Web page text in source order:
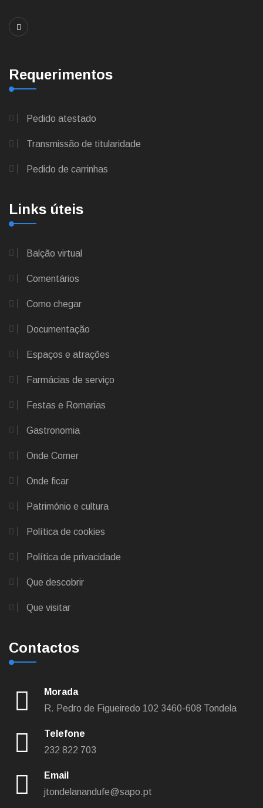
Requerimentos
Pedido atestado
Transmissão de titularidade
Pedido de carrinhas
Links úteis
Balção virtual
Comentários
Como chegar
Documentação
Espaços e atrações
Farmácias de serviço
Festas e Romarias
Gastronomia
Onde Comer
Onde ficar
Património e cultura
Política de cookies
Política de privacidade
Que descobrir
Que visitar
Contactos
Morada
R. Pedro de Figueiredo 102 3460-608 Tondela
Telefone
232 822 703
Email
jtondelanandufe@sapo.pt